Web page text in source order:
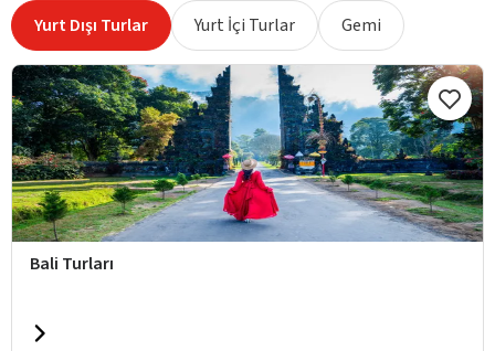
Yurt Dışı Turlar Yurt İçi Turlar Gemi
Bali Turları